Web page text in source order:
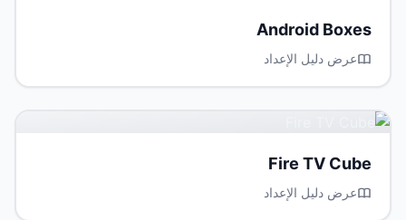
Android Boxes
عرض دليل الإعداد
Fire TV Cube
عرض دليل الإعداد